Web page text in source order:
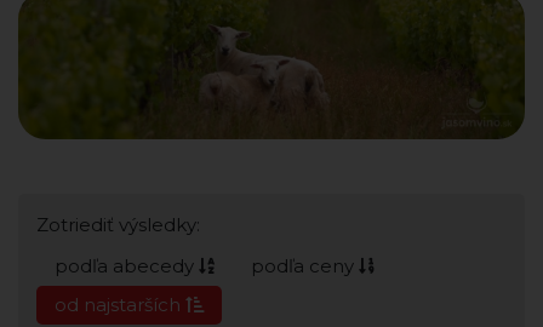
Zotriediť výsledky:
podľa abecedy
podľa ceny
od najstarších